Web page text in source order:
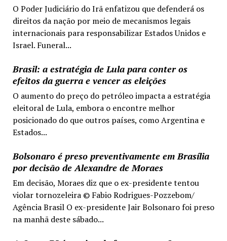
O Poder Judiciário do Irã enfatizou que defenderá os
direitos da nação por meio de mecanismos legais
internacionais para responsabilizar Estados Unidos e
Israel. Funeral...
Brasil: a estratégia de Lula para conter os
efeitos da guerra e vencer as eleições
O aumento do preço do petróleo impacta a estratégia
eleitoral de Lula, embora o encontre melhor
posicionado do que outros países, como Argentina e
Estados...
Bolsonaro é preso preventivamente em Brasília
por decisão de Alexandre de Moraes
Em decisão, Moraes diz que o ex-presidente tentou
violar tornozeleira © Fabio Rodrigues-Pozzebom/
Agência Brasil O ex-presidente Jair Bolsonaro foi preso
na manhã deste sábado...